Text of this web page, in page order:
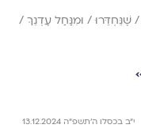
/ שֶׁנֵּחְדֵּרוּ / וּמִנַּחַל עֶדְנֵךְ /
י״ב בכסלו ה׳תשפ״ה 13.12.2024